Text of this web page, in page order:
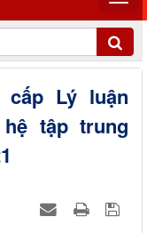
cấp Lý luận
tập trung